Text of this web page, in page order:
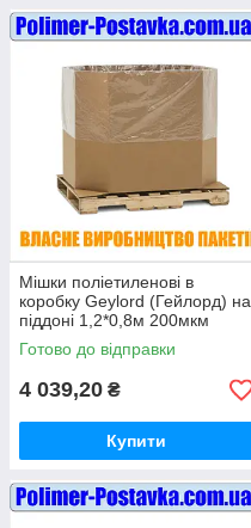
Мішки поліетиленові в
коробку Geylord (Гейлорд) на
піддоні 1,2*0,8м 200мкм
висотою 1 метр (ВТОРИННІ)
10шт
Готово до відправки
4 039,20 ₴
Купити